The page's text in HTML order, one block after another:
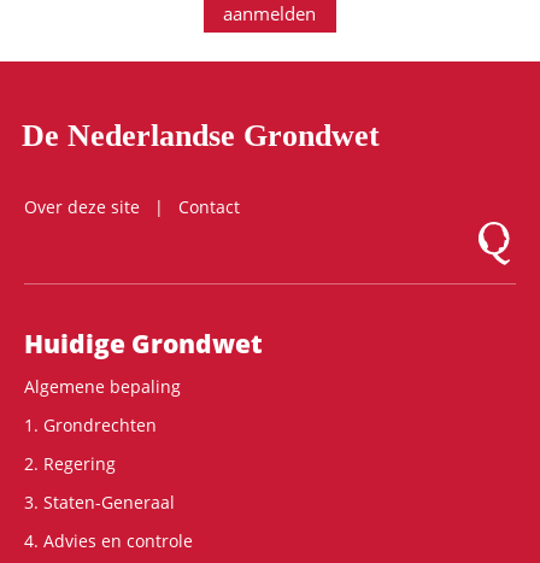
aanmelden
De Nederlandse Grondwet
Over deze site
Contact
Logo
Hoofdnavigatie
Huidige Grondwet
Algemene bepaling
1. Grondrechten
2. Regering
3. Staten-Generaal
4. Advies en controle